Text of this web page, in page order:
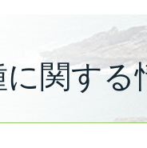
関する